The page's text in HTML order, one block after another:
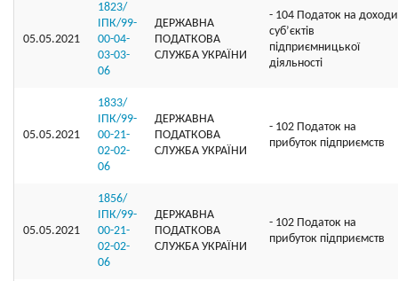
05.05.2021
1823/
ІПК/99-
00-04-
03-03-
06
ДЕРЖАВНА
ПОДАТКОВА
СЛУЖБА УКРАЇНИ
- 104 Податок на доходи
суб’єктів
підприємницької
діяльності
05.05.2021
1833/
ІПК/99-
00-21-
02-02-
06
ДЕРЖАВНА
ПОДАТКОВА
СЛУЖБА УКРАЇНИ
- 102 Податок на
прибуток підприємств
05.05.2021
1856/
ІПК/99-
00-21-
02-02-
06
ДЕРЖАВНА
ПОДАТКОВА
СЛУЖБА УКРАЇНИ
- 102 Податок на
прибуток підприємств